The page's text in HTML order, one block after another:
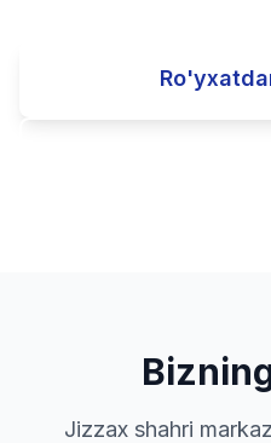
Jizzax shahri